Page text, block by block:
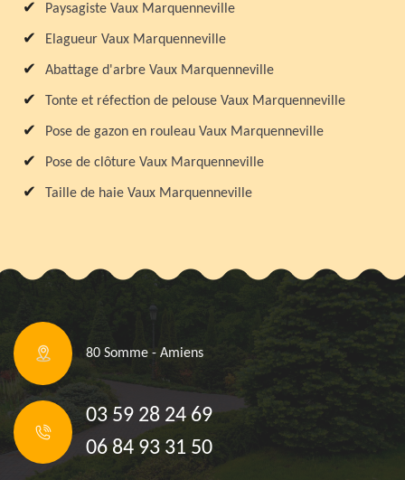
Paysagiste Vaux Marquenneville
Elagueur Vaux Marquenneville
Abattage d'arbre Vaux Marquenneville
Tonte et réfection de pelouse Vaux Marquenneville
Pose de gazon en rouleau Vaux Marquenneville
Pose de clôture Vaux Marquenneville
Taille de haie Vaux Marquenneville
80 Somme - Amiens
03 59 28 24 69
06 84 93 31 50